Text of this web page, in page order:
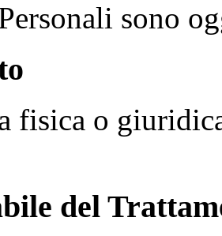
sono
fisica o
del